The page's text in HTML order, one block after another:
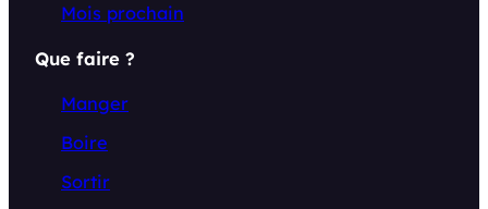
Mois prochain
Que faire ?
Manger
Boire
Sortir